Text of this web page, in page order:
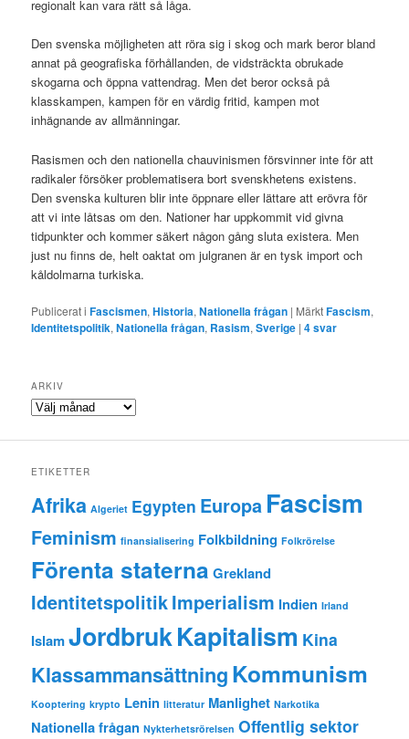
regionalt kan vara rätt så låga.
Den svenska möjligheten att röra sig i skog och mark beror bland
annat på geografiska förhållanden, de vidsträckta obrukade
skogarna och öppna vattendrag. Men det beror också på
klasskampen, kampen för en värdig fritid, kampen mot
inhägnande av allmänningar.
Rasismen och den nationella chauvinismen försvinner inte för att
radikaler försöker problematisera bort svenskhetens existens.
Den svenska kulturen blir inte öppnare eller lättare att erövra för
att vi inte låtsas om den. Nationer har uppkommit vid givna
tidpunkter och kommer säkert någon gång sluta existera. Men
just nu finns de, helt oaktat om julgranen är en tysk import och
kåldolmarna turkiska.
Publicerat i Fascismen,Historia,Nationella frågan | MärktFascism,
Identitetspolitik,Nationella frågan, Rasism,Sverige |4svar
ARKIV
Arkiv
ETIKETTER
Afrika Algeriet Egypten Europa Fascism
Feminism finansialisering Folkbildning Folkrörelse
Förenta staterna Grekland
IdentitetspolitikImperialism Indien Irland
IslamJordbrukKapitalism Kina
KlassammansättningKommunism
Kooptering krypto Lenin litteratur Manlighet Narkotika
Nationella frågan Nykterhetsrörelsen Offentlig sektor